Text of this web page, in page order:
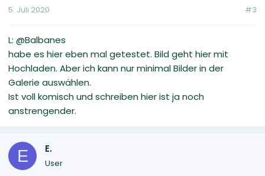
5. Juli 2020 #3
L: @Balbanes
habe es hier eben mal getestet. Bild geht hier mit
Hochladen. Aber ich kann nur minimal Bilder in der
Galerie auswählen.
Ist voll komisch und schreiben hier ist ja noch
anstrengender.
E E.
User